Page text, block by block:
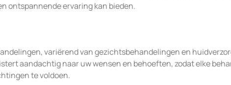
ontspannende ervaring kan bieden.
variërend van gezichtsbehandelingen en
aandachtig naar uw wensen en behoeften, zodat elke
te voldoen.